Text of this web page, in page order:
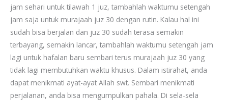
jam sehari untuk tilawah 1 juz, tambahlah waktumu setengah
jam saja untuk murajaah juz 30 dengan rutin. Kalau hal ini
sudah bisa berjalan dan juz 30 sudah terasa semakin
terbayang, semakin lancar, tambahlah waktumu setengah jam
lagi untuk hafalan baru sembari terus murajaah juz 30 yang
tidak lagi membutuhkan waktu khusus. Dalam istirahat, anda
dapat menikmati ayat-ayat Allah swt. Sembari menikmati
perjalanan, anda bisa mengumpulkan pahala. Di sela-sela